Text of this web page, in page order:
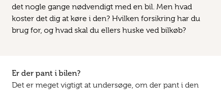
det nogle gange nødvendigt med en bil. Men hvad
koster det dig at køre i den? Hvilken forsikring har du
brug for, og hvad skal du ellers huske ved bilkøb?
Er der pant i bilen?
Det er meget vigtigt at undersøge, om der pant i den